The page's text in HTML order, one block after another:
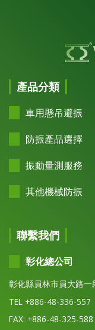
產品分類
車用懸吊避振
防振產品選擇
振動量測服務
其他機械防振
聯繫我們
彰化總公司
彰化縣員林市員大路一
TEL +886-48-336-557
FAX: +886-48-325-588